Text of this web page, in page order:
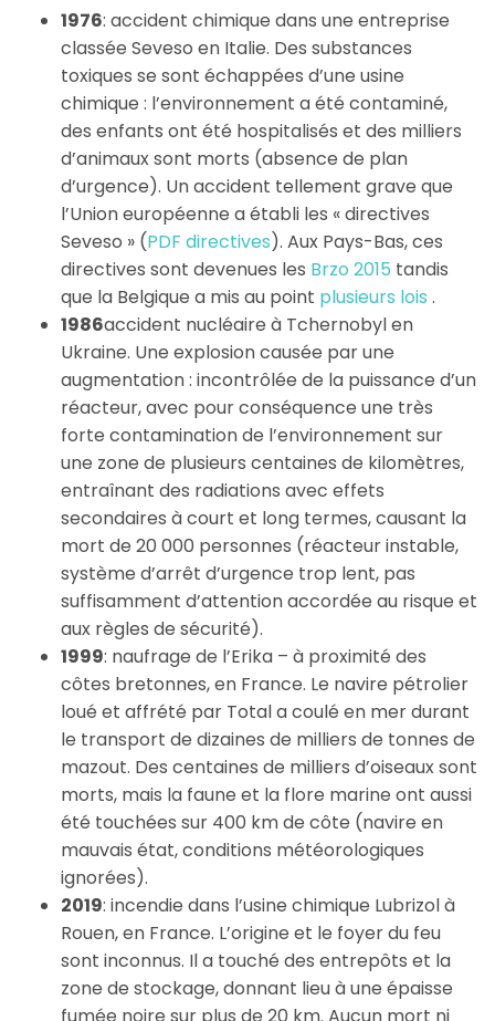
1976: accident chimique dans une entreprise
classée Seveso en Italie. Des substances
toxiques se sont échappées d’une usine
chimique : l’environnement a été contaminé,
des enfants ont été hospitalisés et des milliers
d’animaux sont morts (absence de plan
d’urgence). Un accident tellement grave que
l’Union européenne a établi les « directives
Seveso » (PDF directives). Aux Pays-Bas, ces
directives sont devenues les Brzo 2015 tandis
que la Belgique a mis au point plusieurs lois .
1986accident nucléaire à Tchernobyl en
Ukraine. Une explosion causée par une
augmentation : incontrôlée de la puissance d’un
réacteur, avec pour conséquence une très
forte contamination de l’environnement sur
une zone de plusieurs centaines de kilomètres,
entraînant des radiations avec effets
secondaires à court et long termes, causant la
mort de 20 000 personnes (réacteur instable,
système d’arrêt d’urgence trop lent, pas
suffisamment d’attention accordée au risque et
aux règles de sécurité).
1999: naufrage de l’Erika – à proximité des
côtes bretonnes, en France. Le navire pétrolier
loué et affrété par Total a coulé en mer durant
le transport de dizaines de milliers de tonnes de
mazout. Des centaines de milliers d’oiseaux sont
morts, mais la faune et la flore marine ont aussi
été touchées sur 400 km de côte (navire en
mauvais état, conditions météorologiques
ignorées).
2019: incendie dans l’usine chimique Lubrizol à
Rouen, en France. L’origine et le foyer du feu
sont inconnus. Il a touché des entrepôts et la
zone de stockage, donnant lieu à une épaisse